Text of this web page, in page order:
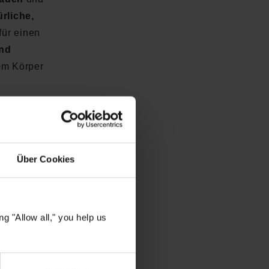
Über Cookies
"Allow all," you help us
einen
Körper